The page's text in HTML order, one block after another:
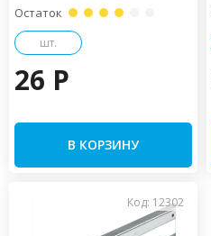
Остаток
шт.
26 P
В КОРЗИНУ
Код: 12302